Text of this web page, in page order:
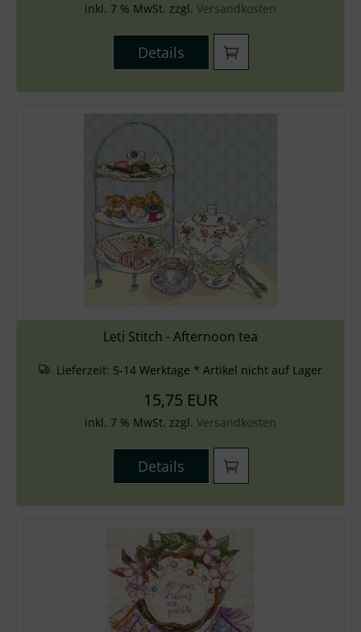
inkl. 7 % MwSt. zzgl. Versandkosten
Details
Leti Stitch - Afternoon tea
Lieferzeit: 5-14 Werktage * Artikel nicht auf Lager
15,75 EUR
inkl. 7 % MwSt. zzgl. Versandkosten
Details